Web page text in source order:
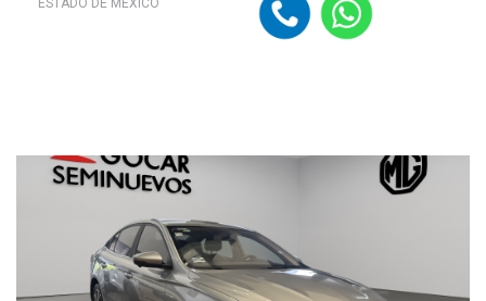
ESTADO DE MÉXICO